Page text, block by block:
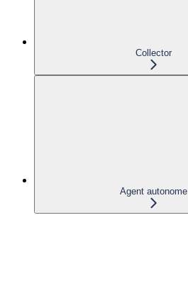
Collector
Agent autonome